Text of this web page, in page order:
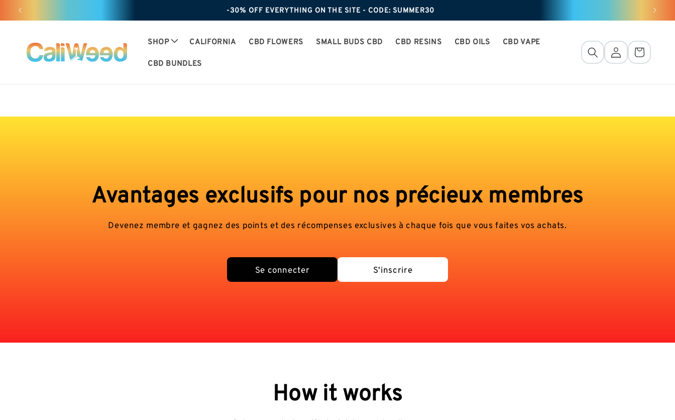
move
on to
-30% OFF EVERYTHING ON THE SITE - CODE: SUMMER30
SHOP CALIFORNIA CBD FLOWERS SMALL BUDS CBD CBD RESINS CBD OILS
CBD VAPE
CBD BUNDLES
ConnectionBasket
Avantages exclusifs pour nos précieux membres
Devenez membre et gagnez des points et des récompenses exclusives à chaque fois que vous faites vos achats.
Se connecter S'inscrire
How it works